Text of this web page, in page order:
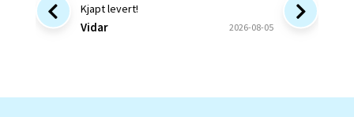
Kjapt levert!
Vidar 2026-08-05
Bra at